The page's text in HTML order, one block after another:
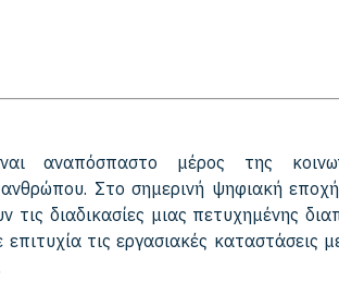
αναπόσπαστο μέρος της
Στο σημερινή ψηφιακή
τις διαδικασίες μιας πετυχημένης
επιτυχία τις εργασιακές